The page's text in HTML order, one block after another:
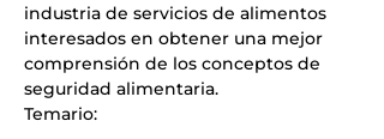
industria de servicios de alimentos
interesados en obtener una mejor
comprensión de los conceptos de
seguridad alimentaria.
Temario: